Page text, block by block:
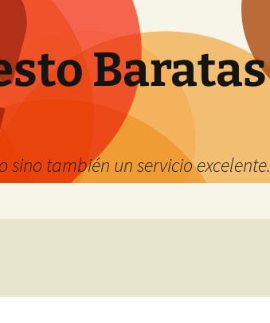
Baratas
también un servicio excelente.